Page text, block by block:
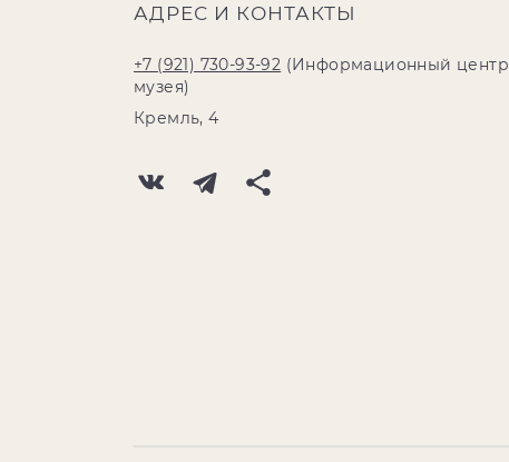
АДРЕС И КОНТАКТЫ
+7 (921) 730-93-92 (Информационный центр
музея)
Кремль, 4